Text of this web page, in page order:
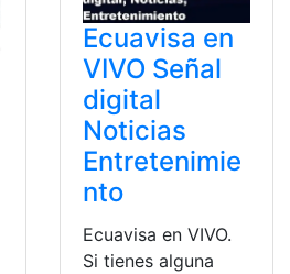
Ecuavisa en
VIVO Señal
digital
Noticias
Entretenimie
nto
Ecuavisa en VIVO.
Si tienes alguna